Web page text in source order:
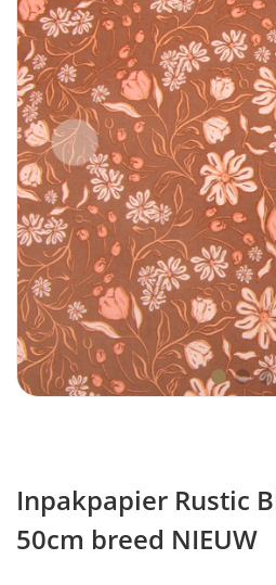
Inpakpapier Rustic
50cm breed NIEUW